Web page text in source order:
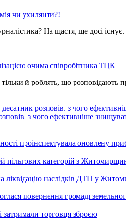
чи ухилянти?!
На щастя, ще досі
очима співробітника ТЦК
тільки й роблять, що розповідають
з чого ефективніше
проінспектувала оновлену
пільгових категорій з
ліквідацію наслідків ДТП у
повернення громаді
торговця зброєю